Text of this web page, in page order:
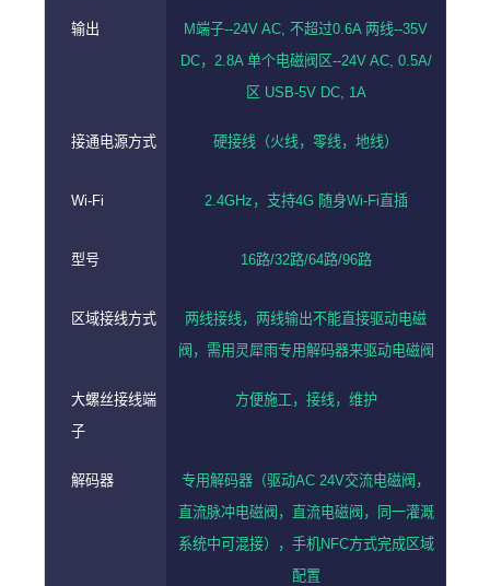
输出
M端子--24V AC, 不超过0.6A 两线--35V
DC，2.8A 单个电磁阀区--24V AC, 0.5A/
区 USB-5V DC, 1A
接通电源方式 硬接线（火线，零线，地线）
Wi-Fi 2.4GHz，支持4G 随身Wi-Fi直插
型号 16路/32路/64路/96路
区域接线方式
两线接线，两线输出不能直接驱动电磁
阀，需用灵犀雨专用解码器来驱动电磁阀
大螺丝接线端
子
方便施工，接线，维护
解码器
专用解码器（驱动AC 24V交流电磁阀，
直流脉冲电磁阀，直流电磁阀，同一灌溉
系统中可混接）
，手机NFC方式完成区域
配置